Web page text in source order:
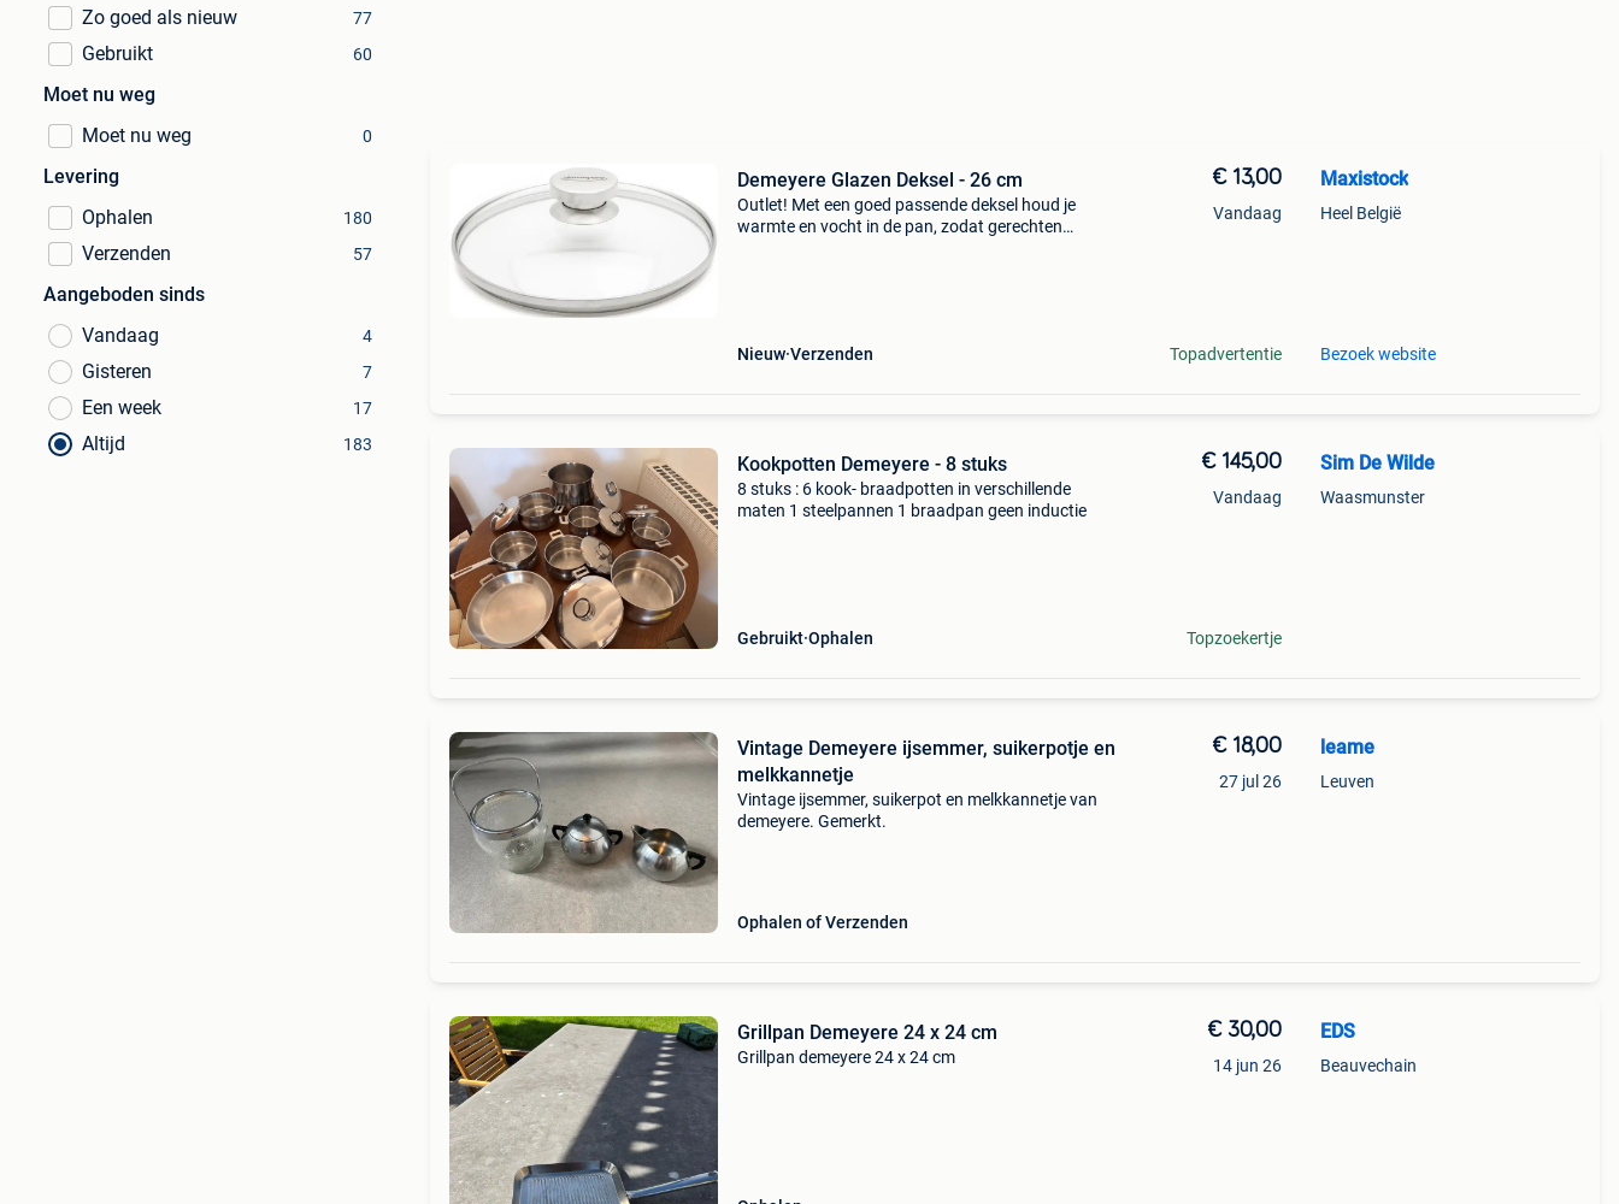
Zo goed als nieuw 77
Gebruikt 60
Moet nu weg
Moet nu weg
0
Levering
Ophalen
180
Verzenden 57
Aangeboden sinds
Vandaag
4
Gisteren 7
Een week 17
Altijd 183
Demeyere Glazen Deksel - 26 cm
Outlet! Met een goed passende deksel houd je
warmte en vocht in de pan, zodat gerechten
Nieuw Verzenden
€ 13,00
Vandaag
Topadvertentie
Maxistock
Heel België
Bezoek website
Kookpotten Demeyere - 8 stuks
8 stuks : 6 kook- braadpotten in verschillende
maten 1 steelpannen 1 braadpan geen inductie
Gebruikt Ophalen
€ 145,00
Vandaag
Topzoekertje
Sim De Wilde
Waasmunster
Vintage Demeyere ijsemmer, suikerpotje en
melkkannetje
Vintage ijsemmer, suikerpot en melkkannetje van
demeyere. Gemerkt.
Ophalen of Verzenden
€ 18,00
27 jul 26
leame
Leuven
Grillpan Demeyere 24 x 24 cm
Grillpan demeyere 24 x 24 cm
€ 30,00
14 jun 26
EDS
Beauvechain